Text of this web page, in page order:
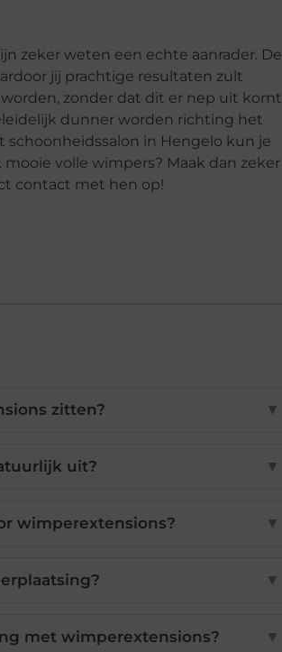
zeker weten een echte aanrader. De
jij prachtige resultaten zult
zonder dat dit er nep uit komt
dunner worden richting het
in Hengelo kun je
volle wimpers? Maak dan zeker
contact met hen op!
zitten? ▼
uit? ▼
wimperextensions? ▼
▼
met wimperextensions? ▼